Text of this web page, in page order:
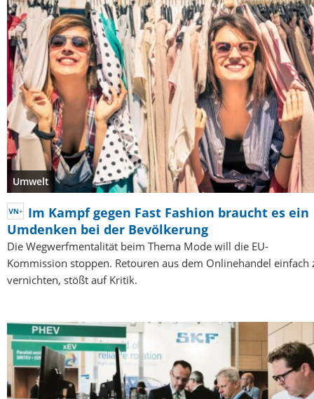
Umwelt
Im Kampf gegen Fast Fashion braucht es ein
Umdenken bei der Bevölkerung
Die Wegwerfmentalität beim Thema Mode will die EU-
Kommission stoppen. Retouren aus dem Onlinehandel einfach
vernichten, stößt auf Kritik.